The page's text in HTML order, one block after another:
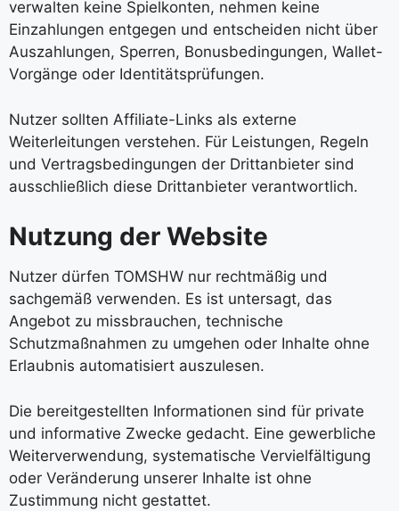
verwalten keine Spielkonten, nehmen keine
Einzahlungen entgegen und entscheiden nicht über
Auszahlungen, Sperren, Bonusbedingungen, Wallet-
Vorgänge oder Identitätsprüfungen.
Nutzer sollten Affiliate-Links als externe
Weiterleitungen verstehen. Für Leistungen, Regeln
und Vertragsbedingungen der Drittanbieter sind
ausschließlich diese Drittanbieter verantwortlich.
Nutzung der Website
Nutzer dürfen TOMSHW nur rechtmäßig und
sachgemäß verwenden. Es ist untersagt, das
Angebot zu missbrauchen, technische
Schutzmaßnahmen zu umgehen oder Inhalte ohne
Erlaubnis automatisiert auszulesen.
Die bereitgestellten Informationen sind für private
und informative Zwecke gedacht. Eine gewerbliche
Weiterverwendung, systematische Vervielfältigung
oder Veränderung unserer Inhalte ist ohne
Zustimmung nicht gestattet.